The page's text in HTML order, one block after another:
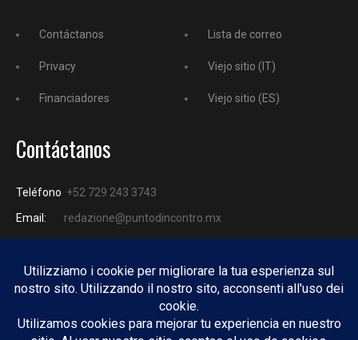
Contáctanos
Privacy
Financiadores
Lista de correo
Viejo sitio (IT)
Viejo sitio (ES)
Contáctanos
Teléfono +52 729 243 3743
Email:
redazione@puntodincontro.mx
PUNTODINCONTRO